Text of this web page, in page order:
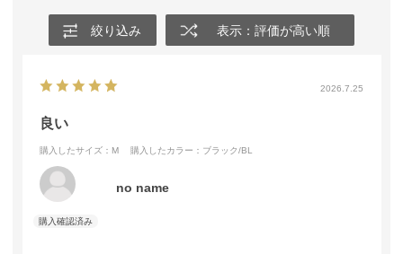
絞り込み 表示：評価が高い順
2026.7.25
良い
購入したサイズ：M 購入したカラー：ブラック/BL
no name